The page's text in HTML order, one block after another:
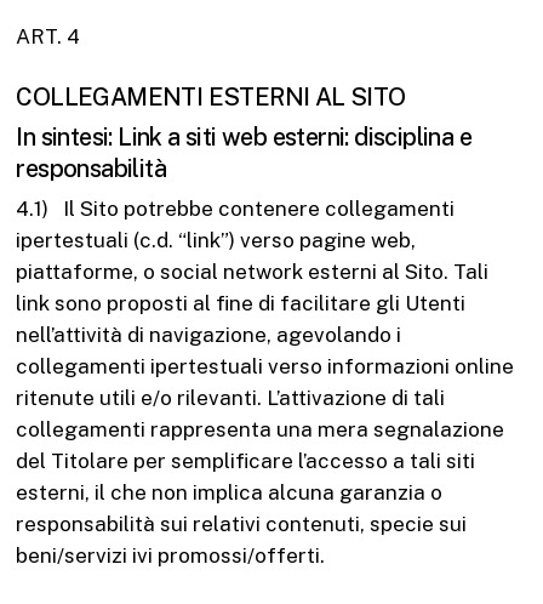
ART. 4
COLLEGAMENTI ESTERNI AL SITO
In sintesi: Link a siti web esterni: disciplina e
responsabilità
4.1) Il Sito potrebbe contenere collegamenti
ipertestuali (c.d. “link”) verso pagine web,
piattaforme, o social network esterni al Sito. Tali
link sono proposti al fine di facilitare gli Utenti
nell’attività di navigazione, agevolando i
collegamenti ipertestuali verso informazioni online
ritenute utili e/o rilevanti. L’attivazione di tali
collegamenti rappresenta una mera segnalazione
del Titolare per semplificare l’accesso a tali siti
esterni, il che non implica alcuna garanzia o
responsabilità sui relativi contenuti, specie sui
beni/servizi ivi promossi/offerti.